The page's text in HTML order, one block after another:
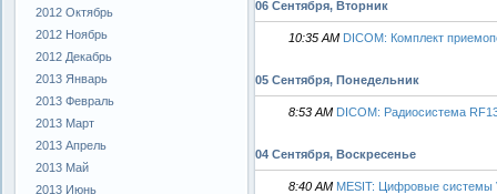
2012 Октябрь
2012 Ноябрь
2012 Декабрь
2013 Январь
2013 Февраль
2013 Март
2013 Апрель
2013 Май
2013 Июнь
06 Сентября, Вторник
10:35 AM DICOM: Комплект
05 Сентября, Понедельник
8:53 AM DICOM: Радиосистема
04 Сентября, Воскресенье
8:40 AM MESIT: Цифровые системы